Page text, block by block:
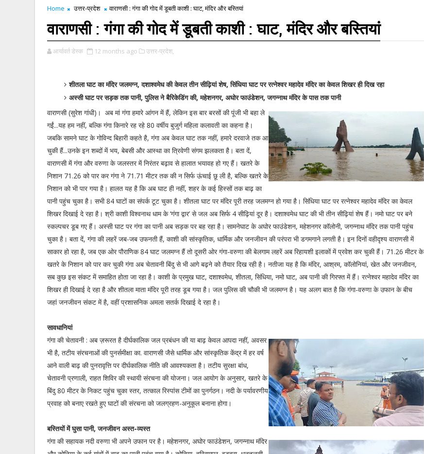
Home उत्तर-प्रदेश वाराणसी : गंगा की गोद में डूबती काशी : घाट, मंदिर और बस्तियां
वाराणसी : गंगा की गोद में डूबती काशी : घाट, मंदिर और बस्तियां
आर्यावर्त डेस्क 12 months ago उत्तर-प्रदेश,
शीतला घाट का मंदिर जलमग्न, दशाश्वमेध की केवल तीन सीढ़ियां शेष, सिंधिया घाट पर रत्नेश्वर महादेव मंदिर का केवल शिखर ही दिख रहा
अस्सी घाट पर सड़क तक पानी, पुलिस ने बैरिकेडिंग की, महेशनगर, अघोर फाउंडेशन, जगन्नाथ मंदिर के पास तक पानी
वाराणसी (सुरेश गांधी)। अब मां गंगा हमारे आंगन में हैं, लेकिन इस बार बरसों की पूंजी भी बहा ले
गईं...यह हम नहीं, बल्कि गंगा किनारे रह रहे 80 वर्षीय बुजुर्ग महिला कलावती का कहना है।
जबकि सामने घाट के गोविन्द बिहारी कहते है, गंगा अब केवल घाट तक नहीं, हमारे दरवाजे तक आ
चुकी हैं...उनके इन शब्दों में भय, बेबसी और आस्था का त्रिवेणी संगम झलकता है। बता दें,
वाराणसी में गंगा और वरुणा के जलस्तर में निरंतर बढ़ाव से हालात भयावह हो गए हैं। खतरे के
निशान 71.26 को पार कर गंगा ने 71.71 मीटर तक की न सिर्फ ऊंचाई छू ली है, बल्कि खतरे के
निशान को भी पार गया है। हालत यह है कि अब घाट ही नहीं, शहर के कई हिस्सों तक बाढ़ का
पानी पहुंच चुका है। सभी 84 घाटों का संपर्क टूट चुका है। शीतला घाट पर मंदिर पूरी तरह जलमग्न हो गया है। सिंधिया घाट पर रत्नेश्वर महादेव मंदिर का केवल
शिखर दिखाई दे रहा है। श्री काशी विश्वनाथ धाम के ‘गंगा द्वार’ से जल अब सिर्फ 4 सीढ़ियां दूर है। दशाश्वमेध घाट की भी तीन सीढ़ियां शेष हैं। नमो घाट पर बने
स्कल्पचर डूब गए हैं। अस्सी घाट पर गंगा का पानी अब सड़क पर बह रहा है। सामनेघाट के अघोर फाउंडेशन, महेशनगर कॉलोनी, जगन्नाथ मंदिर तक पानी पहुंच
चुका है। बता दें, गंगा की लहरें जब-जब उफनती हैं, काशी की सांस्कृतिक, धार्मिक और जनजीवन की परंपरा भी डगमगाने लगती है। इन दिनों वहीदृश्य वाराणसी में
साकार हो रहा है, जब एक ओर पौराणिक 84 घाट जलमग्न हैं तो दूसरी ओर गंगा-वरुणा की बेलगाम लहरें अब रिहायशी इलाकों में प्रवेश कर चुकी हैं। 71.26 मीटर के
खतरे के निशान को पार कर चुकी गंगा अब चेतावनी बिंदु से भी आगे बढ़ने को तैयार दिख रही है। नतीजा यह है कि मंदिर, आश्रम, कॉलोनियां, खेत और जनजीवन,
सब कुछ इस संकट में समाहित होता जा रहा है। काशी के प्रमुख घाट, दशाश्वमेध, शीतला, सिंधिया, नमो घाट, अब पानी की गिरफ्त में हैं। रत्नेश्वर महादेव मंदिर का
शिखर ही दिखाई दे रहा है और शीतला माता मंदिर पूरी तरह डूब गया है। जल पुलिस की चौकी भी जलमग्न है। यह अलग बात है कि गंगा-वरुणा के उफान के बीच
जहां जनजीवन संकट में है, वहीं प्रशासनिक अमला सतर्क दिखाई दे रहा है।
सावधानियां
गंगा की चेतावनी : अब ज़रूरत है दीर्घकालिक जल प्रबंधन की या बाढ़ केवल आपदा नहीं, अवसर
भी है, तटीय संरचनाओं की पुनर्समीक्षा का. वाराणसी जैसे धार्मिक और सांस्कृतिक केंद्र में हर वर्ष
आने वाली बाढ़ की पुनरावृत्ति पर दीर्घकालिक नीति की आवश्यकता है। तटीय सुरक्षा बांध,
चेतावनी प्रणाली, राहत शिविर की स्थायी संरचना की योजना। जल आयोग के अनुसार, खतरे के
बिंदु 80 मीटर के निकट पहुंच चुका स्तर, तत्काल रिस्पांस टीमों का पुनर्गठन। नदी के पर्यावरणीय
प्रवाह को बनाए रखते हुए घाटों की संरचना को जलग्रहण-अनुकूल बनाना होगा।
बस्तियों में घुसा पानी, जनजीवन अस्त-व्यस्त
गंगा की सहायक नदी वरुणा भी अपने उफान पर है। महेशनगर, अघोर फाउंडेशन, जगन्नाथ मंदिर